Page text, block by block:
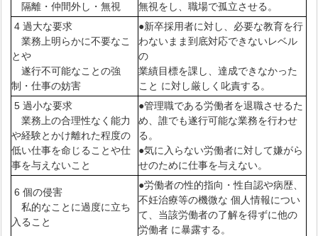
隔離・仲間外し・無視
無視をし、職場で孤立させる。
4 過大な要求
業務上明らかに不要なこ
とや
遂行不可能なことの強
制・仕事の妨害
●新卒採用者に対し、必要な教育を行
わないまま到底対応できないレベル
の
業績目標を課し、達成できなかった
こと に対し厳しく叱責する。
5 過小な要求
業務上の合理性なく能力
や経験とかけ離れた程度の
低い仕事を命じることや仕
事を与えないこと
●管理職である労働者を退職させるた
め、誰でも遂行可能な業務を行わせ
る。
●気に入らない労働者に対して嫌がら
せのために仕事を与えない。
6 個の侵害
私的なことに過度に立ち
入ること
●労働者の性的指向・性自認や病歴、
不妊治療等の機微な 個人情報につい
て、当該労働者の了解を得ずに他の
労働者 に暴露する。